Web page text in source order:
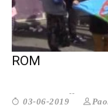
LA VITA NEI
ROM
03-06-2019